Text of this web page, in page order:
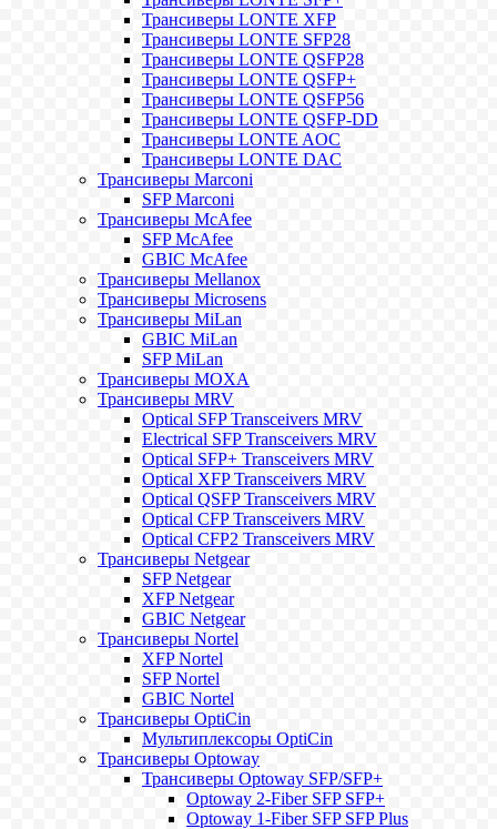
Трансиверы LONTE XFP
Трансиверы LONTE SFP28
Трансиверы LONTE QSFP28
Трансиверы LONTE QSFP+
Трансиверы LONTE QSFP56
Трансиверы LONTE QSFP-DD
Трансиверы LONTE AOC
Трансиверы LONTE DAC
Трансиверы Marconi
SFP Marconi
Трансиверы McAfee
SFP McAfee
GBIC McAfee
Трансиверы Mellanox
Трансиверы Microsens
Трансиверы MiLan
GBIC MiLan
SFP MiLan
Трансиверы MOXA
Трансиверы MRV
Optical SFP Transceivers MRV
Electrical SFP Transceivers MRV
Optical SFP+ Transceivers MRV
Optical XFP Transceivers MRV
Optical QSFP Transceivers MRV
Optical CFP Transceivers MRV
Optical CFP2 Transceivers MRV
Трансиверы Netgear
SFP Netgear
XFP Netgear
GBIC Netgear
Трансиверы Nortel
XFP Nortel
SFP Nortel
GBIC Nortel
Трансиверы OptiCin
Мультиплексоры OptiCin
Трансиверы Optoway
Трансиверы Optoway SFP/SFP+
Optoway 2-Fiber SFP SFP+
Optoway 1-Fiber SFP SFP Plus